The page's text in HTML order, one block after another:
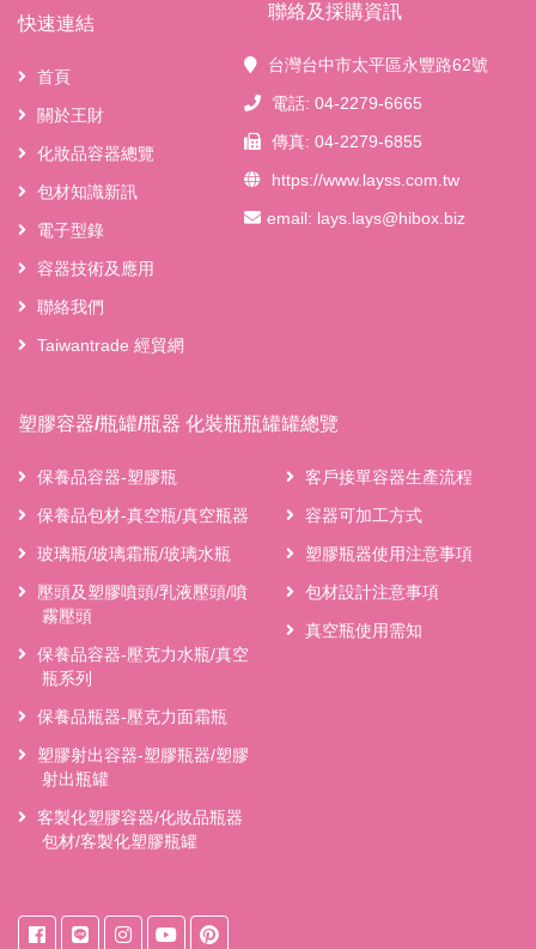
快速連結
首頁
關於王財
化妝品容器總覽
包材知識新訊
電子型錄
容器技術及應用
聯絡我們
Taiwantrade 經貿網
塑膠容器/瓶罐/瓶器 化裝瓶瓶罐罐總覽
保養品容器-塑膠瓶
保養品包材-真空瓶/真空瓶器
玻璃瓶/玻璃霜瓶/玻璃水瓶
壓頭及塑膠噴頭/乳液壓頭/噴
霧壓頭
保養品容器-壓克力水瓶/真空
瓶系列
保養品瓶器-壓克力面霜瓶
塑膠射出容器-塑膠瓶器/塑膠
射出瓶罐
客製化塑膠容器/化妝品瓶器
包材/客製化塑膠瓶罐
客戶接單容器生產流程
容器可加工方式
塑膠瓶器使用注意事項
包材設計注意事項
真空瓶使用需知
聯絡及採購資訊
台灣台中市太平區永豐路62號
電話: 04-2279-6665
傳真: 04-2279-6855
https://www.layss.com.tw
email: lays.lays@hibox.biz